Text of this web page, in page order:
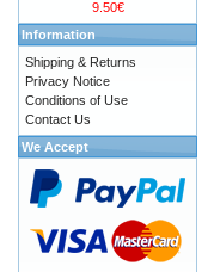
9.50€
Information
Shipping & Returns
Privacy Notice
Conditions of Use
Contact Us
We Accept